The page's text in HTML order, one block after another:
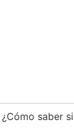
¿Cómo saber